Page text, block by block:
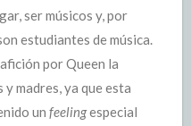
ser músicos y, por
estudiantes de música.
por Queen la
madres, ya que esta
un feelingespecial